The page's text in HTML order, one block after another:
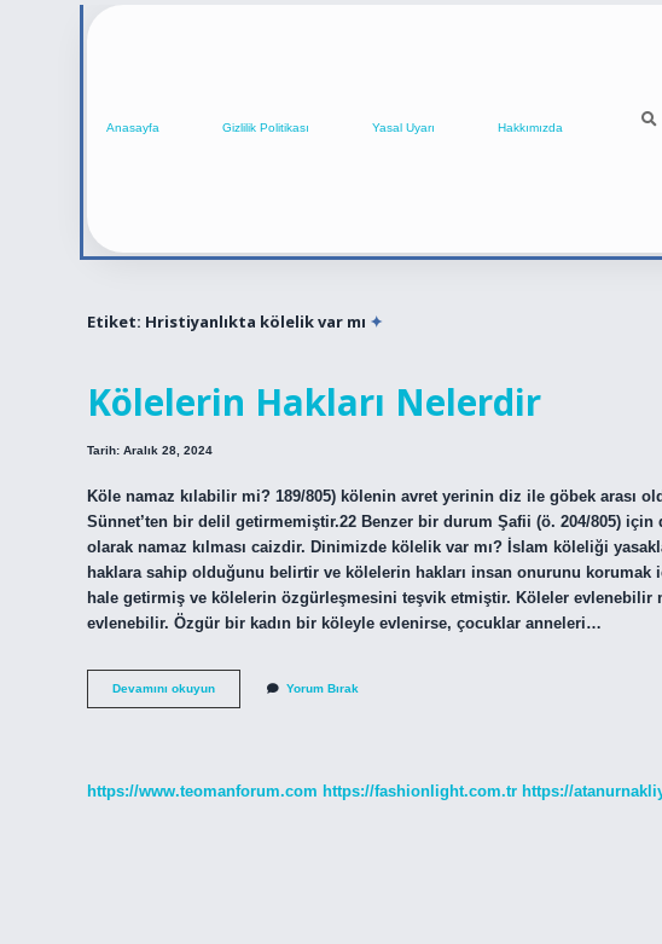
Anasayfa Gizlilik Politikası Yasal Uyarı Hakkımızda
Etiket: Hristiyanlıkta kölelik var mı
Kölelerin Hakları Nelerdir
Tarih: Aralık 28, 2024
Köle namaz kılabilir mi? 189/805) kölenin avret yerinin diz ile göbek arası
Sünnet’ten bir delil getirmemiştir.22 Benzer bir durum Şafii (ö. 204/805) için
olarak namaz kılması caizdir. Dinimizde kölelik var mı? İslam köleliği
haklara sahip olduğunu belirtir ve kölelerin hakları insan onurunu
hale getirmiş ve kölelerin özgürleşmesini teşvik etmiştir. Köleler
evlenebilir. Özgür bir kadın bir köleyle evlenirse, çocuklar anneleri…
Devamını okuyunKölelerin
Hakları
Yorum Bırak
https://www.teomanforum.com https://fashionlight.com.tr https://